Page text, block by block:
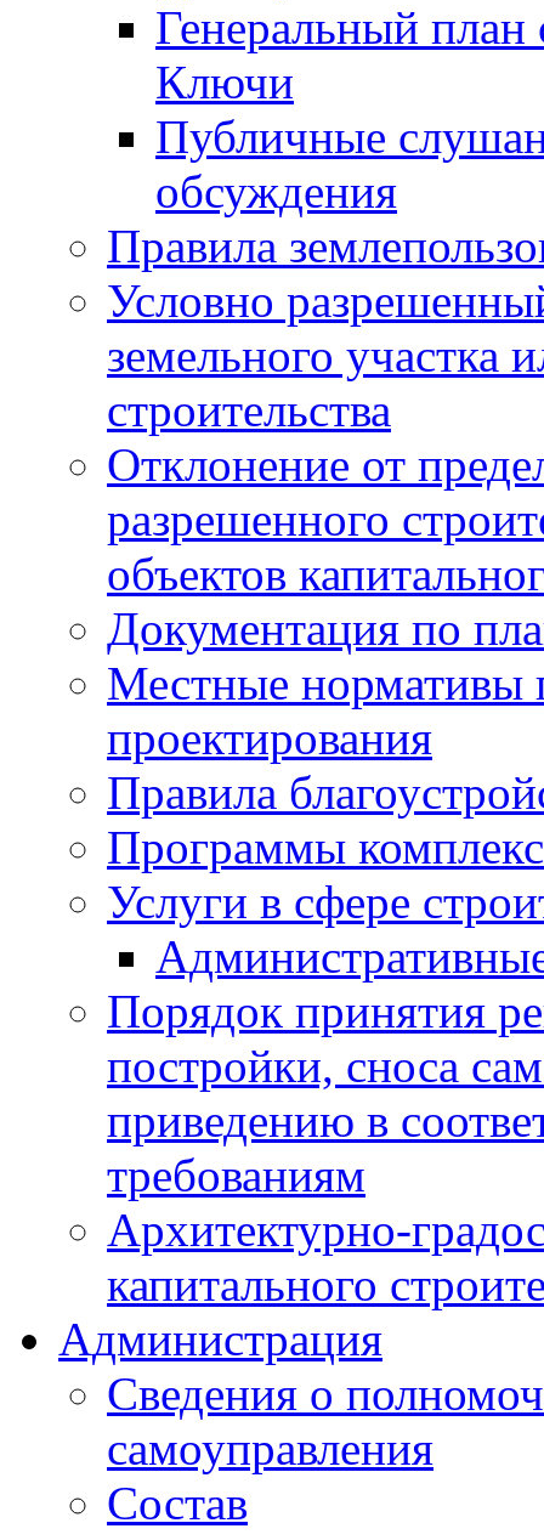
Генеральный план
Ключи
Публичные
обсуждения
Правила
Условно
земельного участка
строительства
Отклонение от
разрешенного
объектов
Документация по
Местные нормативы
проектирования
Правила
Программы
Услуги в сфере
Порядок принятия
постройки, сноса
приведению в
требованиям
Архитектурно-
капитального
Администрация
Сведения о
самоуправления
Состав